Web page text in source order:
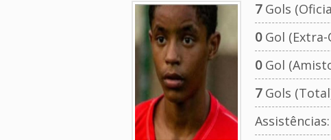
7Gols
0Gol (Extra-
0Gol
7Gols
Assistências: